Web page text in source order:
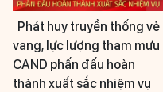
Phát huy truyền thống vẻ
vang, lực lượng tham mưu
CAND phấn đấu hoàn
thành xuất sắc nhiệm vụ